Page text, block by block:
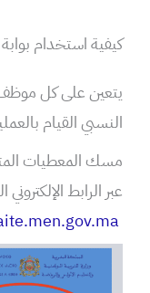
كيفية استخدام
يتعين على كل
النسبي القيام
مسك المعطيات
عبر الرابط